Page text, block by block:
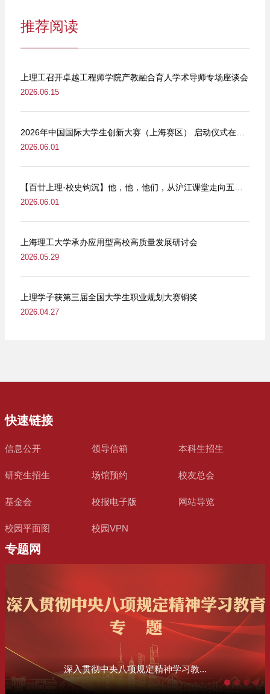
推荐阅读
上理工召开卓越工程师学院产教融合育人学术导师专场座谈会
2026.06.15
2026.06.01
2026.06.01
上海理工大学承办应用型高校高质量发展研讨会
2026.05.29
上理学子获第三届全国大学生职业规划大赛铜奖
2026.04.27
快速链接
信息公开 领导信箱 本科生招生
研究生招生 场馆预约 校友总会
基金会 校报电子版 网站导览
校园平面图 校园VPN
专题网
深入贯彻中央八项规定精神学习教...